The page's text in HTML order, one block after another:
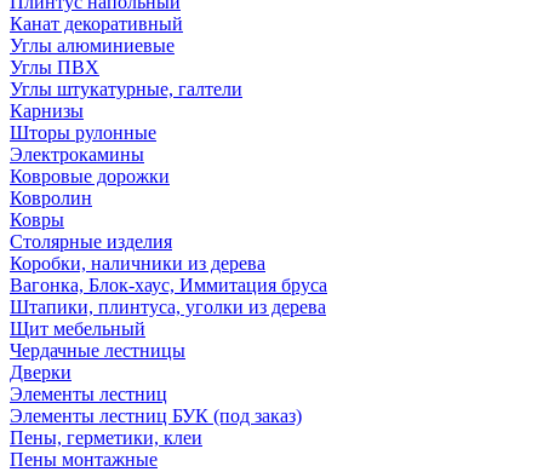
Канат декоративный
Углы алюминиевые
Углы ПВХ
Углы штукатурные, галтели
Карнизы
Шторы рулонные
Электрокамины
Ковровые дорожки
Ковролин
Ковры
Столярные изделия
Коробки, наличники из дерева
Вагонка, Блок-хаус, Иммитация бруса
Штапики, плинтуса, уголки из дерева
Щит мебельный
Чердачные лестницы
Дверки
Элементы лестниц
Элементы лестниц БУК (под заказ)
Пены, герметики, клеи
Пены монтажные